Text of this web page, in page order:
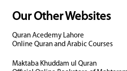
Our Other Websites
Quran Acedemy Lahore
Online Quran and Arabic Courses
Maktaba Khuddam ul Quran